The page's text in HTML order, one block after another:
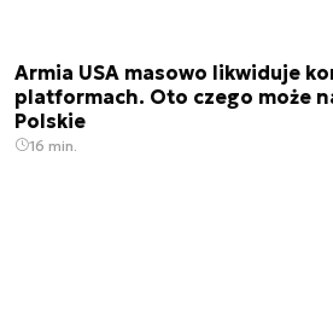
Armia USA masowo likwiduje
platformach. Oto czego może
Polskie
16 min.